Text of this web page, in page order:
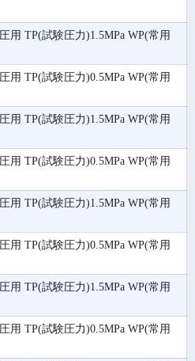
用 TP(試験圧力)1.5MPa WP(常用
用 TP(試験圧力)0.5MPa WP(常用
用 TP(試験圧力)1.5MPa WP(常用
用 TP(試験圧力)0.5MPa WP(常用
用 TP(試験圧力)1.5MPa WP(常用
用 TP(試験圧力)0.5MPa WP(常用
用 TP(試験圧力)1.5MPa WP(常用
用 TP(試験圧力)0.5MPa WP(常用